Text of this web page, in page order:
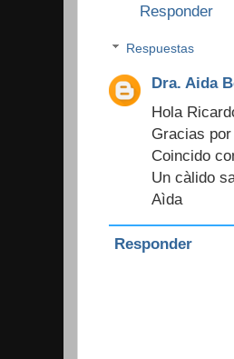
Responder
Respuestas
Dra. Aida
Hola
Gracias
Coincido
Un càlido
Aìda
Responder